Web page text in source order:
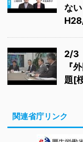
な
2/3
『
題[
関連省庁リンク